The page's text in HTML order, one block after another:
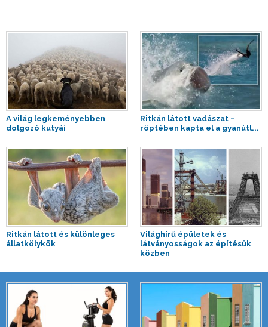
A világ legkeményebben
dolgozó kutyái
Ritkán látott vadászat –
röptében kapta el a gyanútl...
Ritkán látott és különleges
állatkölykök
Világhírű épületek és
látványosságok az építésük
közben